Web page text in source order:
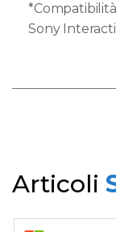
Sony
Articoli